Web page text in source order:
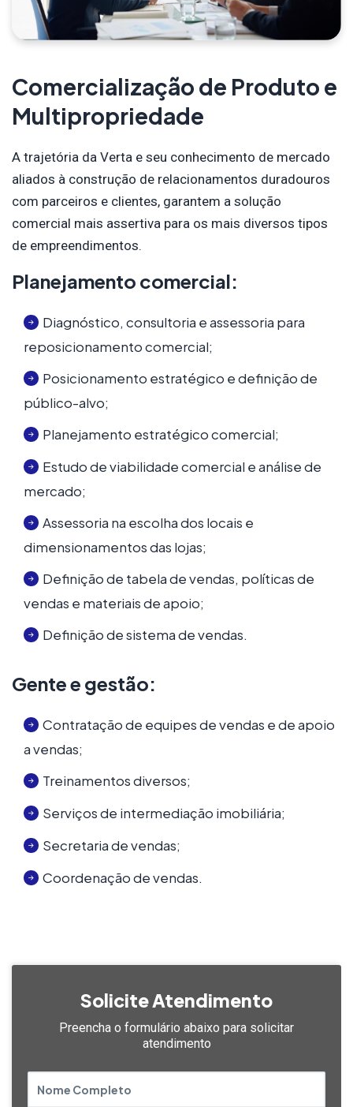
Comercialização de Produto e
Multipropriedade
A trajetória da Verta e seu conhecimento de mercado
aliados à construção de relacionamentos duradouros
com parceiros e clientes, garantem a solução
comercial mais assertiva para os mais diversos tipos
de empreendimentos.
Planejamento comercial:
Diagnóstico, consultoria e assessoria para
reposicionamento comercial;
Posicionamento estratégico e definição de
público-alvo;
Planejamento estratégico comercial;
Estudo de viabilidade comercial e análise de
mercado;
Assessoria na escolha dos locais e
dimensionamentos das lojas;
Definição de tabela de vendas, políticas de
vendas e materiais de apoio;
Definição de sistema de vendas.
Gente e gestão:
Contratação de equipes de vendas e de apoio
a vendas;
Treinamentos diversos;
Serviços de intermediação imobiliária;
Secretaria de vendas;
Coordenação de vendas.
Solicite Atendimento
Preencha o formulário abaixo para solicitar
atendimento